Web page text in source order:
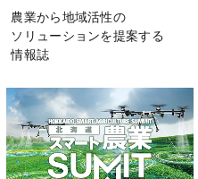
農業から地域活性の
ソリューションを提案する
情報誌